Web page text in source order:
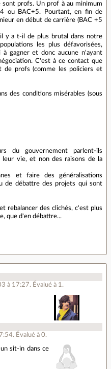
sont profs. Un prof à au minimum
ou BAC+5. Pourtant, en fin de
en début de carrière (BAC +5
y a t-il de plus brutal dans notre
les plus défavorisées,
gagner et donc aucune n'ayant
C'est à ce contact que
de profs (comme les policiers et
des conditions misérables (sous
du gouvernement parlent-ils
leur vie, et non des raisons de la
et faire des généralisations
de débattre des projets qui sont
rebalancer des clichés, c'est plus
que d'en débattre...
à 17:27. Évalué à 1 .
. Évalué à0.
sit-in dans ce